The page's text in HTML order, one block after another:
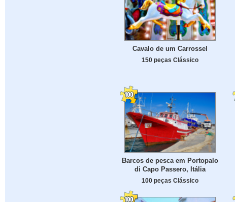
Cavalo de um Carrossel
150 peças Clássico
Barcos de pesca em Portopalo
di Capo Passero, Itália
100 peças Clássico